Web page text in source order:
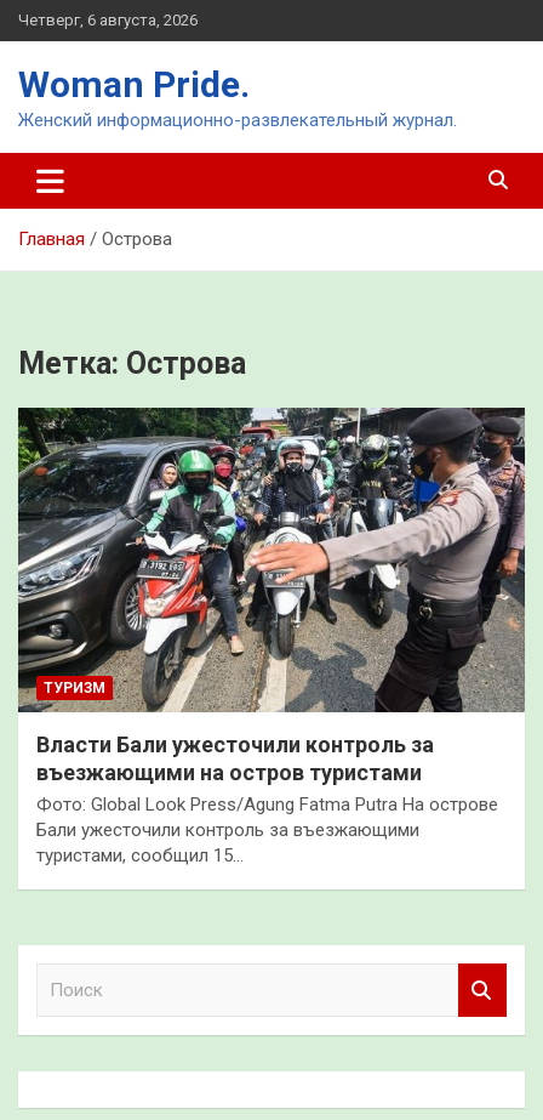
Перейти
к
Четверг, 6 августа, 2026
Woman Pride.
Женский информационно-развлекательный журнал.
Главная Острова
Метка: Острова
ТУРИЗМ
Власти Бали ужесточили контроль за
въезжающими на остров туристами
Фото: Global Look Press/Agung Fatma Putra На острове
Бали ужесточили контроль за въезжающими
туристами, сообщил 15…
к